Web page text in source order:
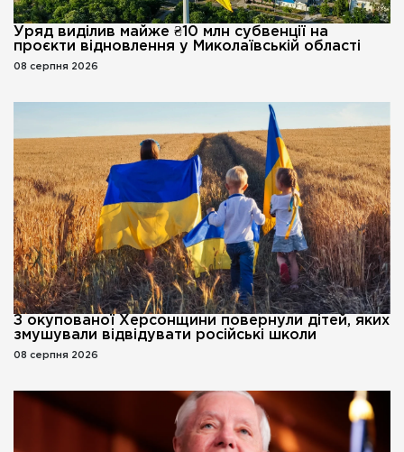
Уряд виділив майже ₴10 млн субвенції на
проєкти відновлення у Миколаївській області
08 серпня 2026
З окупованої Херсонщини повернули дітей, яких
змушували відвідувати російські школи
08 серпня 2026